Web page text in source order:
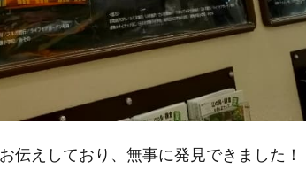
伝えしており、無事に発見できました！